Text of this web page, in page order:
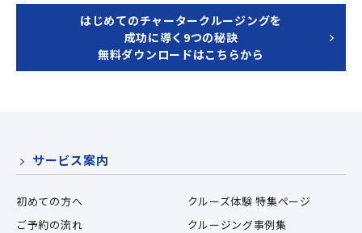
はじめてのチャータークルージングを
成功に導く9つの秘訣
無料ダウンロードはこちらから
サービス案内
初めての方へ
クルーズ体験 特集ページ
ご予約の流れ
クルージング事例集